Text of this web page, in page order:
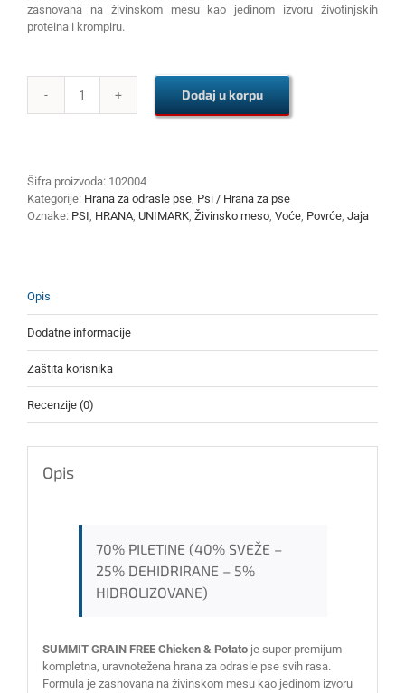
zasnovana na živinskom mesu kao jedinom izvoru životinjskih
proteina i krompiru.
SUMMIT
Potato
12kg
količina
Dodaj u korpu
Šifra proizvoda: 102004
Kategorije: Hrana za odrasle pse Psi / Hrana za pse
Oznake: PSI HRANA UNIMARK Živinsko meso Voće Povrće Jaja
Opis
Dodatne informacije
Zaštita korisnika
Recenzije (0)
Opis
70% PILETINE (40% SVEŽE –
25% DEHIDRIRANE – 5%
HIDROLIZOVANE)
SUMMIT GRAIN FREE Chicken & Potatoje super premijum
kompletna, uravnotežena hrana za odrasle pse svih rasa.
Formula je zasnovana na živinskom mesu kao jedinom izvoru